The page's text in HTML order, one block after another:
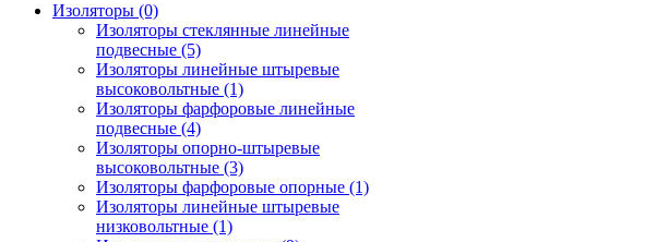
Изоляторы (0)
Изоляторы стеклянные линейные
подвесные (5)
Изоляторы линейные штыревые
высоковольтные (1)
Изоляторы фарфоровые линейные
подвесные (4)
Изоляторы опорно-штыревые
высоковольтные (3)
Изоляторы фарфоровые опорные (1)
Изоляторы линейные штыревые
низковольтные (1)